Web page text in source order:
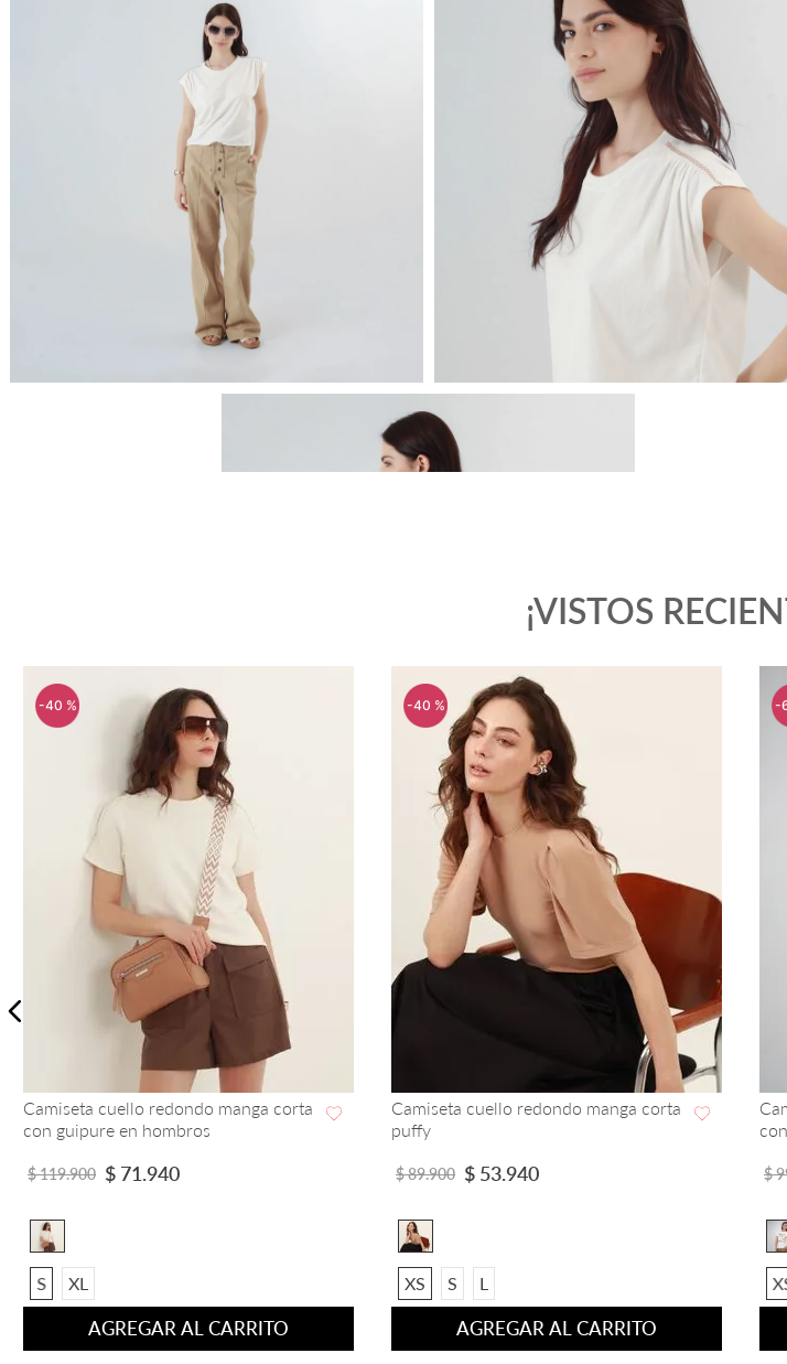
¡VISTOS
-40 %
Camiseta cuello redondo manga corta
con guipure en hombros
$119.900 $ 71.940
S XL
AGREGAR AL CARRITO
-40 %
Camiseta cuello redondo manga corta
puffy
$89.900 $ 53.940
XS S L
AGREGAR AL CARRITO
-
$